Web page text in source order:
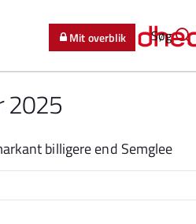
Søg
Mit overblik
2025
billigere end Semglee